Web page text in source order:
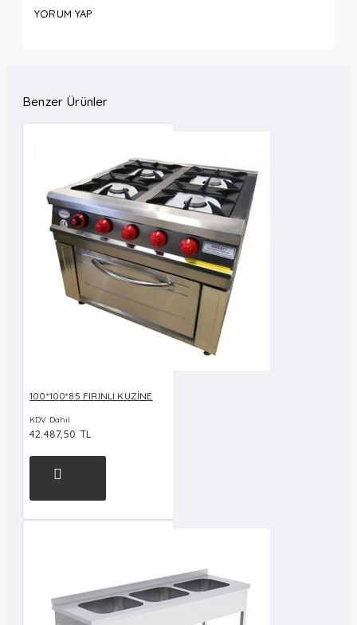
YORUM YAP
Benzer Ürünler
100*100*85 FIRINLI KUZİNE
KDV Dahil
42.487,50 TL